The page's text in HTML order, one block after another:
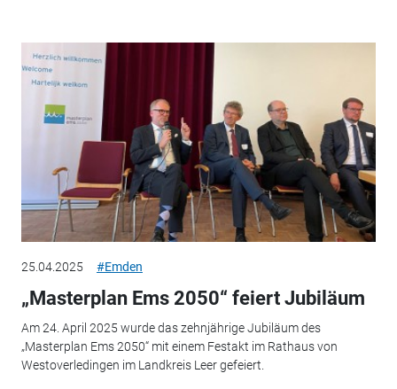
25.04.2025 #Emden
„Masterplan Ems 2050“ feiert Jubiläum
Am 24. April 2025 wurde das zehnjährige Jubiläum des
„Masterplan Ems 2050“ mit einem Festakt im Rathaus von
Westoverledingen im Landkreis Leer gefeiert.